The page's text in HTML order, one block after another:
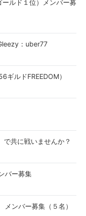
ルド１位）メンバー募
：uber77
ギルドFREEDOM）
共に戦いませんか？
バー募集
ンバー募集（５名）